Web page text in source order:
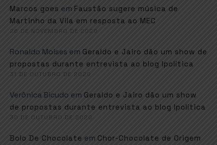
Marcos goes em Faustão sugere música de
Martinho da Vila em resposta ao MEC
26 DE NOVEMBRO DE 2020
Ronaldo Moises em Geraldo e Jairo dão um show de
propostas durante entrevista ao blog Ipolítica
31 DE OUTUBRO DE 2020
Verônica Bicudo em Geraldo e Jairo dão um show
de propostas durante entrevista ao blog Ipolítica
30 DE OUTUBRO DE 2020
Bolo De Chocolate em Chor-Chocolate de Origem